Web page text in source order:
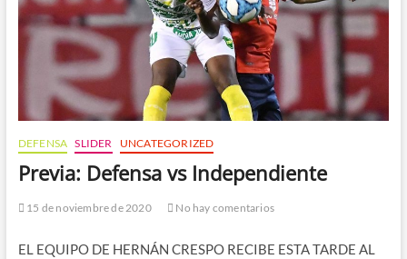
DEFENSA SLIDER UNCATEGORIZED
Previa: Defensa vs Independiente
15 de noviembre de 2020 No hay comentarios
EL EQUIPO DE HERNÁN CRESPO RECIBE ESTA TARDE AL